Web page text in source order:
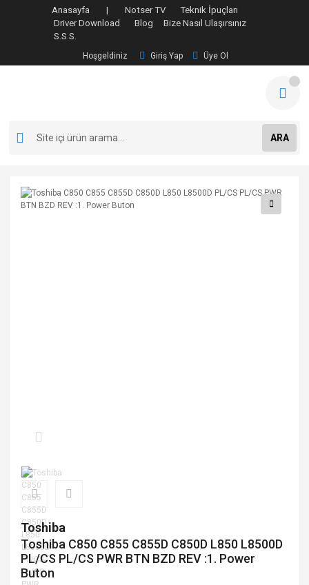
Anasayfa | Notser TV
Teknik İpuçları
Driver Download
Blog
Bize Nasıl Ulaşırsınız
S.S.S.
Hoşgeldiniz Giriş Yap Üye Ol
ARA
Toshiba
Toshiba C850 C855 C855D C850D L850 L8500D
PL/CS PL/CS PWR BTN BZD REV :1. Power
Buton